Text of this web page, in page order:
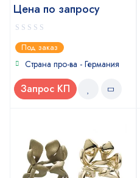
Цена по запросу
0
out
of
Под заказ
Страна про-ва - Германия
Запрос КП